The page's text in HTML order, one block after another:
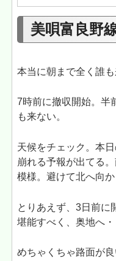
美唄富良野
本当に朝まで全く誰
7時前に撤収開始。半
も来ない。
天候をチェック。本
崩れる予報が出てる
模様。避けて北へ向か
とりあえず、3日前に
堪能すべく、奥地へ・
めちゃくちゃ路面が